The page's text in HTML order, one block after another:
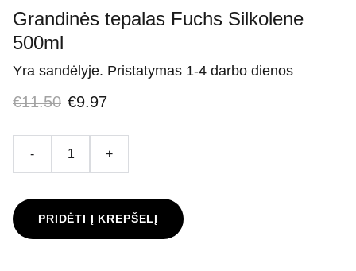
Grandinės tepalas Fuchs Silkolene
500ml
Yra sandėlyje. Pristatymas 1-4 darbo dienos
€11.50 €9.97
- +
PRIDĖTI Į KREPŠELĮ